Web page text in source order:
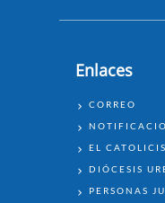
Enlaces
ENLACES
CORREO
EL
DIÓCESIS
PERSONAS